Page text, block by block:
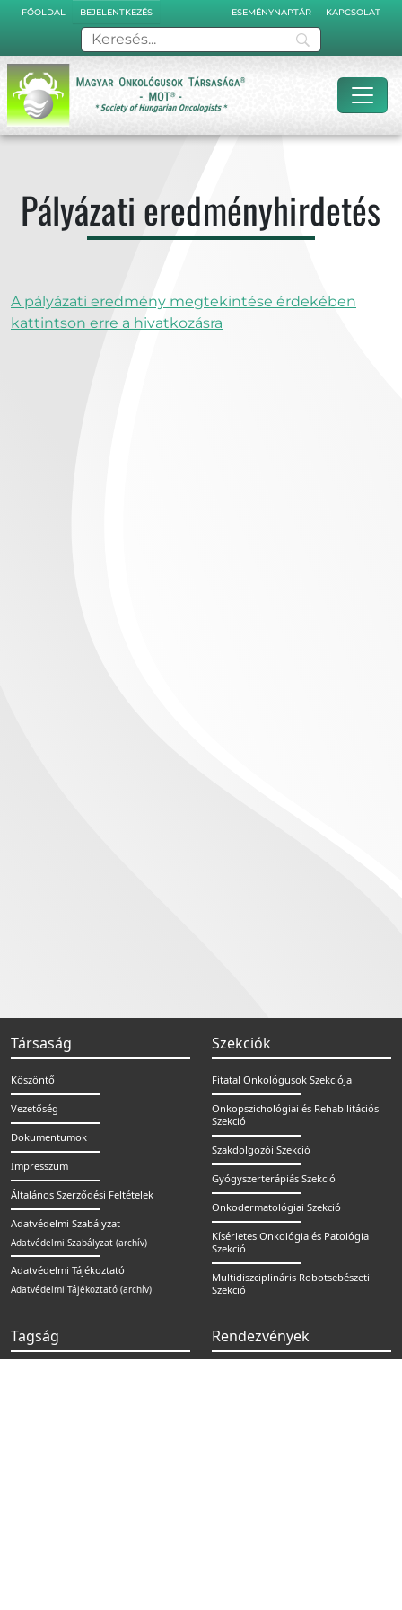
FŐOLDAL BEJELENTKEZÉS ESEMÉNYNAPTÁR KAPCSOLAT
Pályázati eredményhirdetés
A pályázati eredmény megtekintése érdekében
kattintson erre a hivatkozásra
Társaság
Köszöntő
Vezetőség
Dokumentumok
Impresszum
Általános Szerződési Feltételek
Adatvédelmi Szabályzat
Adatvédelmi Szabályzat (archív)
Adatvédelmi Tájékoztató
Adatvédelmi Tájékoztató (archív)
Szekciók
Fitatal Onkológusok Szekciója
Onkopszichológiai és Rehabilitációs
Szekció
Szakdolgozói Szekció
Gyógyszerterápiás Szekció
Onkodermatológiai Szekció
Kísérletes Onkológia és Patológia
Szekció
Multidiszciplináris Robotsebészeti
Szekció
Tagság Rendezvények